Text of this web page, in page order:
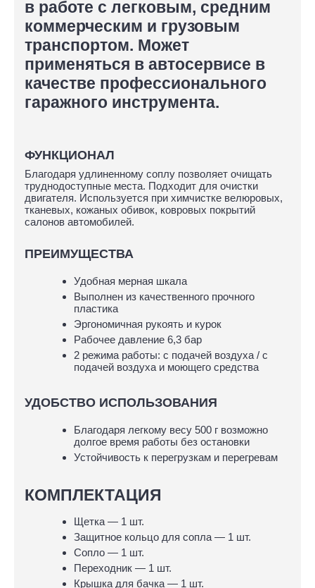
в работе с легковым, средним
коммерческим и грузовым
транспортом. Может
применяться в автосервисе в
качестве профессионального
гаражного инструмента.
ФУНКЦИОНАЛ
Благодаря удлиненному соплу позволяет очищать
труднодоступные места. Подходит для очистки
двигателя. Используется при химчистке велюровых,
тканевых, кожаных обивок, ковровых покрытий
салонов автомобилей.
ПРЕИМУЩЕСТВА
Удобная мерная шкала
Выполнен из качественного прочного
пластика
Эргономичная рукоять и курок
Рабочее давление 6,3 бар
2 режима работы: с подачей воздуха / с
подачей воздуха и моющего средства
УДОБСТВО ИСПОЛЬЗОВАНИЯ
Благодаря легкому весу 500 г возможно
долгое время работы без остановки
Устойчивость к перегрузкам и перегревам
КОМПЛЕКТАЦИЯ
Щетка — 1 шт.
Защитное кольцо для сопла — 1 шт.
Сопло — 1 шт.
Переходник — 1 шт.
Крышка для бачка — 1 шт.